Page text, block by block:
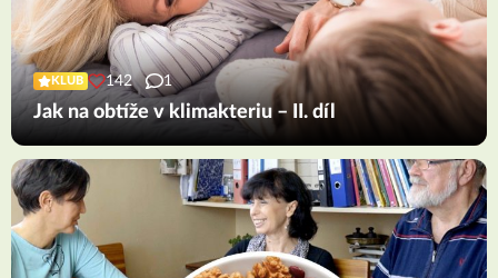
KLUB 142 1
Jak na obtíže v klimakteriu – II. díl